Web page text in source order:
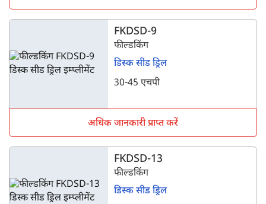
FKDSD-9
फील्डकिंग
डिस्क सीड ड्रिल
30-45 एचपी
अधिक जानकारी प्राप्त करें
FKDSD-13
फील्डकिंग
डिस्क सीड ड्रिल